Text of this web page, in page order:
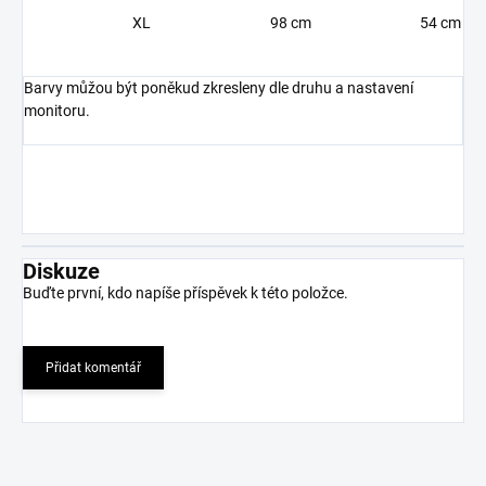
XL
98 cm 54 cm
Barvy můžou být poněkud zkresleny dle druhu a nastavení
monitoru.
Diskuze
Buďte první, kdo napíše příspěvek k této položce.
Přidat komentář